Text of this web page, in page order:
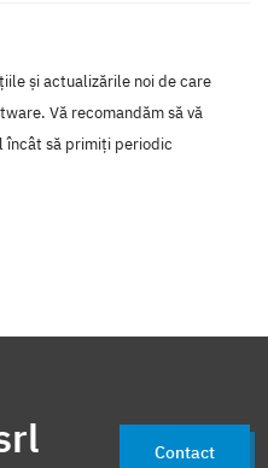
și actualizările noi de care
Vă recomandăm să vă
încât să primiți periodic
Contact